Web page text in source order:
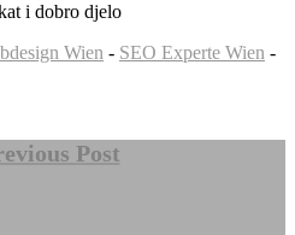
i dobro djelo
Wien - SEO Experte Wien -
Post